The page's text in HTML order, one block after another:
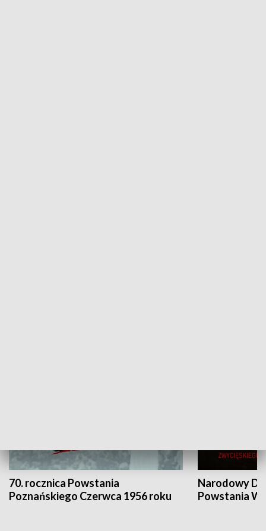
70. rocznica Powstania
Poznańskiego Czerwca 1956 roku
Narodowy
Powstania